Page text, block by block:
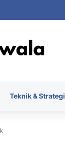
Organisasi
Teknik & Strategi